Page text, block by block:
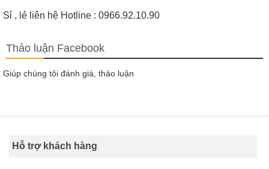
Sỉ , lẻ liên hệ Hotline : 0966.92.10.90
Thảo luận Facebook
Giúp chúng tôi đánh giá, thảo luận
Hỗ trợ khách hàng